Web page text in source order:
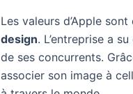
Les valeurs d’Apple
design. L’entreprise a
de ses concurrents.
associer son image à